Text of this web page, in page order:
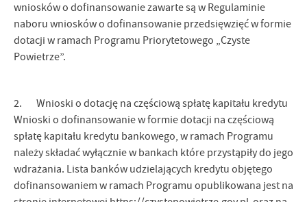
wniosków o dofinansowanie zawarte są w Regulaminie
naboru wniosków o dofinansowanie przedsięwzięć w formie
dotacji w ramach Programu Priorytetowego „Czyste
Powietrze”.
2. Wnioski o dotację na częściową spłatę kapitału kredytu
Wnioski o dofinansowanie w formie dotacji na częściową
spłatę kapitału kredytu bankowego, w ramach Programu
należy składać wyłącznie w bankach które przystąpiły do jego
wdrażania. Lista banków udzielających kredytu objętego
dofinansowaniem w ramach Programu opublikowana jest na